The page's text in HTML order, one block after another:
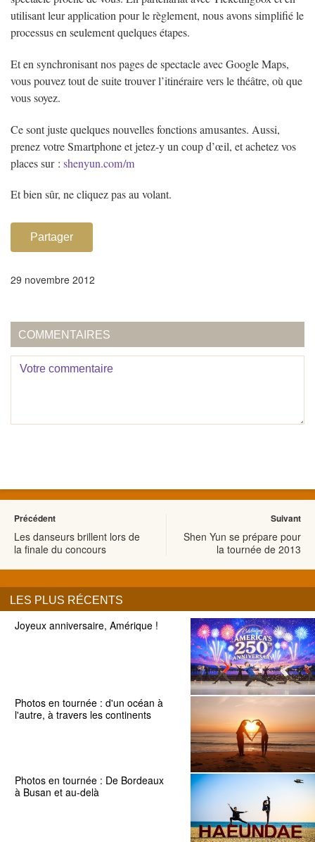
utilisant leur application pour le règlement, nous avons simplifié le
processus en seulement quelques étapes.
Et en synchronisant nos pages de spectacle avec Google Maps,
vous pouvez tout de suite trouver l’itinéraire vers le théâtre, où que
vous soyez.
Ce sont juste quelques nouvelles fonctions amusantes. Aussi,
prenez votre Smartphone et jetez-y un coup d’œil, et achetez vos
places sur : shenyun.com/m
Et bien sûr, ne cliquez pas au volant.
Partager
29 novembre 2012
COMMENTAIRES
Précédent
Les danseurs brillent lors de
la finale du concours
Suivant
Shen Yun se prépare pour
la tournée de 2013
LES PLUS RÉCENTS
Joyeux anniversaire, Amérique !
Photos en tournée : d'un océan à
l'autre, à travers les continents
Photos en tournée : De Bordeaux
à Busan et au-delà